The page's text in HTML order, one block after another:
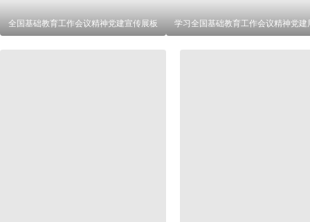
全国基础教育工作会议精神党建宣传展板 学习全国基础教育工作会议精神党建